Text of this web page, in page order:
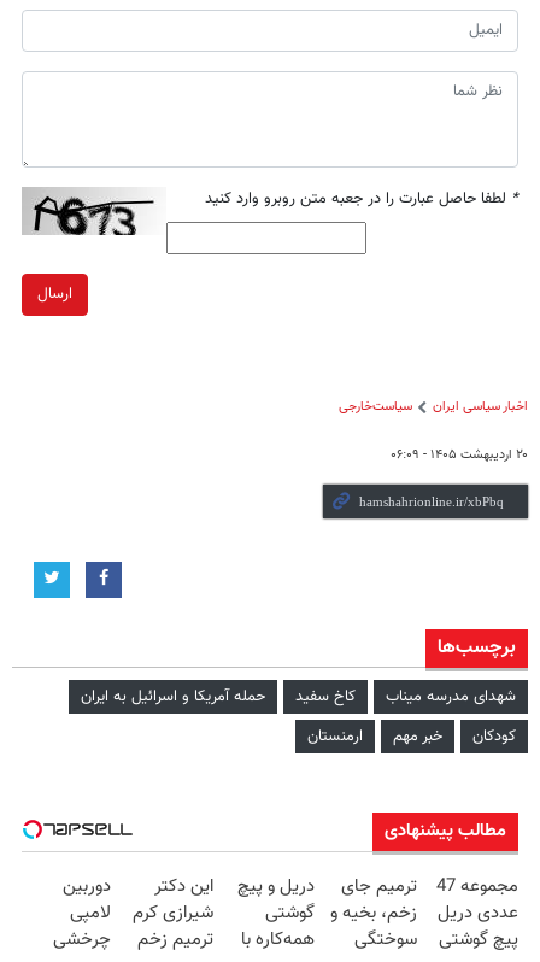
* لطفا حاصل عبارت را در جعبه متن روبرو وارد کنید
ارسال
برچسب‌ها
شهدای مدرسه میناب کاخ سفید
حمله آمریکا و اسرائیل به ایران
کودکان
خبر مهم ارمنستان
اخبار سیاسی ایران سیاست‌خارجی
۲۰ اردیبهشت ۱۴۰۵ - ۰۶:۰۹
مطالب پیشنهادی
مجموعه 47
عددی دریل
پیچ گوشتی
ترمیم جای
زخم، بخیه و
سوختگی
دریل و پیچ
گوشتی
همه‌کاره با
این دکتر
شیرازی کرم
ترمیم زخم
دوربین
لامپی
چرخشی